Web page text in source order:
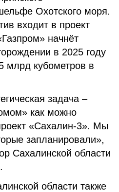
Охотского моря.
входит в проект
начнёт
в 2025 году
млрд кубометров в
задача –
как можно
«Сахалин-3». Мы
запланировали»,
Сахалинской области
области также